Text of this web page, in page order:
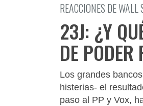
REACCIONES DE
23J: ¿Y
DE PODER
Los grandes
histerias- el
paso al PP y Vox,